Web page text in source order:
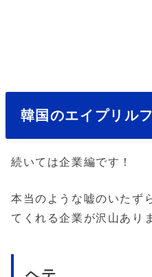
韓国のエイプリル
続いては企業編です！
本当のような嘘のいたず
てくれる企業が沢山あり